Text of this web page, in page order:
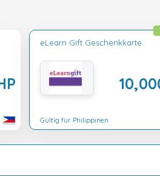
eLearn Gift Geschenkkarte
Gültig für Philippinen